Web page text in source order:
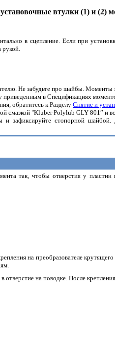
установочные втулки (1) и
в сцепление. Если при
рукой.
Не забудьте про шайбы.
в Спецификациях
обратитесь к Разделу Снятие и
смазкой "Kluber Polylub GLY 801” и
и зафиксируйте стопорной
так, чтобы отверстия у
на преобразователе
отверстие на поводке. После